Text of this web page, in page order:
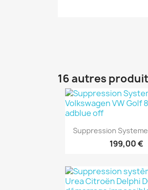
16 autres
Aperçu
Suppression
199,00 €